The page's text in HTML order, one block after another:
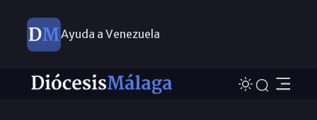
Ayuda a Venezuela